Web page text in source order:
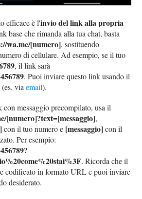
efficace è l'invio del link alla propria
base che rimanda alla tua chat, basta
wa.me/[numero], sostituendo
di cellulare. Ad esempio, se il tuo
, il link sarà
. Puoi inviare questo link usando il
(es. viaemail).
messaggio precompilato, usa il
[numero]?text=[messaggio],
con il tuo numero e [messaggio]con il
Per esempio:
. Ricorda che il
codificato in formato URL e puoi inviare
desiderato.